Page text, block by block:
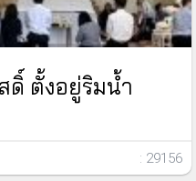
ดิ์ ตั้งอยู่ริมน้ำ
: 29156